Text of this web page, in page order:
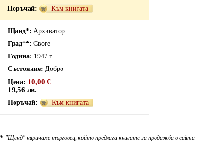
Към книгата
Архиватор
Своге
1947 г.
Добро
10,00 €
19,56 лв.
Към книгата
* "Щанд" наричаме търговец, който предлага книгата за продажба в сайта